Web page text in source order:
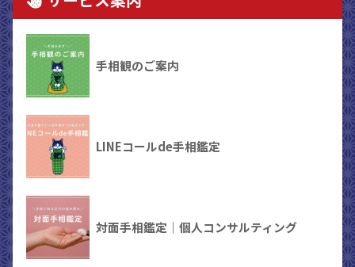
手相観のご案内
LINEコールde手相鑑定
対面手相鑑定｜個人コンサルティング